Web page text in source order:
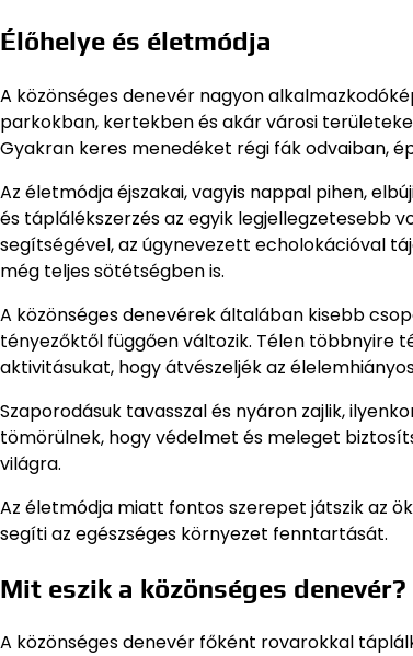
Élőhelye és életmódja
A közönséges denevér nagyon
parkokban, kertekben és akár városi
Gyakran keres menedéket régi fák odvaiban,
Az életmódja éjszakai, vagyis nappal pihen,
és táplálékszerzés az egyik legjellegzetesebb
segítségével, az úgynevezett echolokációval
még teljes sötétségben is.
A közönséges denevérek általában kisebb
tényezőktől függően változik. Télen többnyire
aktivitásukat, hogy átvészeljék az
Szaporodásuk tavasszal és nyáron zajlik,
tömörülnek, hogy védelmet és meleget
világra.
Az életmódja miatt fontos szerepet játszik az
segíti az egészséges környezet fenntartását.
Mit eszik a közönséges denevér?
A közönséges denevér főként rovarokkal